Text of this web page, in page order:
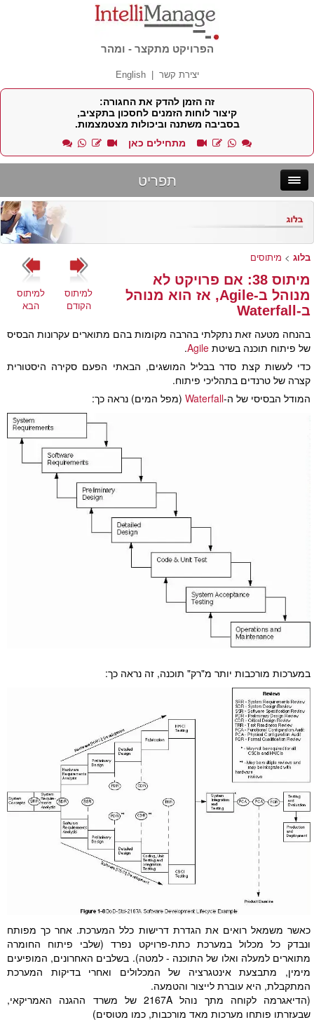
הפרויקט מתקצר - ומהר
יצירת קשר English
זה הזמן להדק את החגורה:
קיצור לוחות הזמנים לחסכון בתקציב,
בסביבה משתנה וביכולות מצטמצמות.
מתחילים כאן
תפריט
בלוג > מיתוסים
מיתוס 38: אם פרויקט לא
מנוהל ב-Agile, אז הוא מנוהל
ב-Waterfall
למיתוס
הקודם
למיתוס
הבא
בהנחה מטעה זאת נתקלתי בהרבה מקומות בהם מתוארים עקרונות הבסיס
של פיתוח תוכנה בשיטת Agile
.
כדי לעשות קצת סדר בבליל המושגים, הבאתי הפעם סקירה היסטורית
קצרה של טרנדים בתהליכי פיתוח.
המודל הבסיסי של ה-Waterfall (מפל המים) נראה כך:
במערכות מורכבות יותר מ"רק" תוכנה, זה נראה כך:
כאשר משמאל רואים את הגדרת דרישות כלל המערכת. אחר כך מפותח
ונבדק כל מכלול במערכת כתת-פרויקט נפרד (שלבי פיתוח החומרה
מתוארים למעלה ואלו של התוכנה - למטה). בשלבים האחרונים, המופיעים
מימין, מתבצעת אינטגרציה של המכלולים ואחרי בדיקות המערכת
המתקבלת, היא עוברת לייצור והטמעה.
(הדיאגרמה לקוחה מתך נוהל 2167A של משרד ההגנה האמריקאי,
שבעזרתו פותחו מערכות מאד מורכבות, כמו מטוסים)